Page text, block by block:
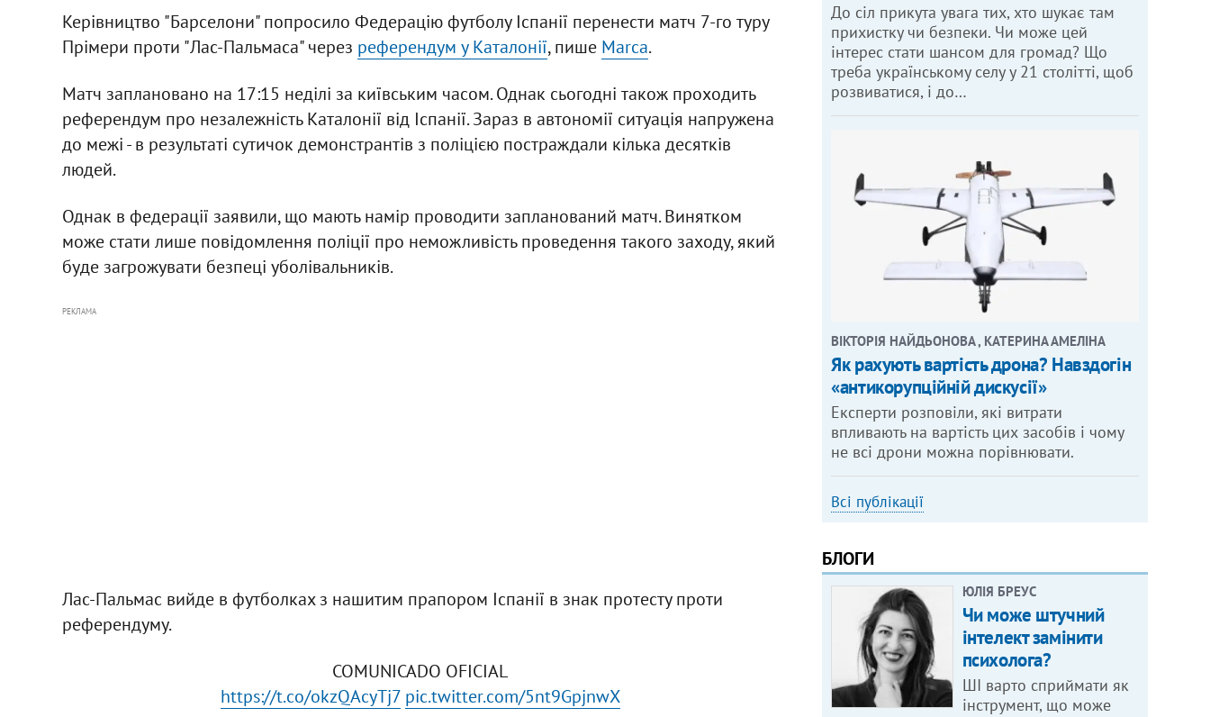
Керівництво "Барселони" попросило Федерацію футболу Іспанії перенести матч 7-го туру
Прімери проти "Лас-Пальмаса" через референдум у Каталонії, пише Marca.
Матч заплановано на 17:15 неділі за київським часом. Однак сьогодні також проходить
референдум про незалежність Каталонії від Іспанії. Зараз в автономії ситуація напружена
до межі - в результаті сутичок демонстрантів з поліцією постраждали кілька десятків
людей.
Однак в федерації заявили, що мають намір проводити запланований матч. Винятком
може стати лише повідомлення поліції про неможливість проведення такого заходу, який
буде загрожувати безпеці уболівальників.
РЕКЛАМА
Лас-Пальмас вийде в футболках з нашитим прапором Іспанії в знак протесту проти
референдуму.
COMUNICADO OFICIAL
https://t.co/okzQAcyTj7 pic.twitter.com/5nt9GpjnwX
До сіл прикута увага тих, хто шукає там
прихистку чи безпеки. Чи може цей
інтерес стати шансом для громад? Що
треба українському селу у 21 столітті, щоб
розвиватися, і до…
ВІКТОРІЯ НАЙДЬОНОВА , КАТЕРИНА АМЕЛІНА
Як рахують вартість дрона? Навздогін
«антикорупційній дискусії»
Експерти розповіли, які витрати
впливають на вартість цих засобів і чому
не всі дрони можна порівнювати.
Всі публікації
БЛОГИ
ЮЛІЯ БРЕУС
Чи може штучний
інтелект замінити
психолога?
ШІ варто сприймати як
інструмент, що може